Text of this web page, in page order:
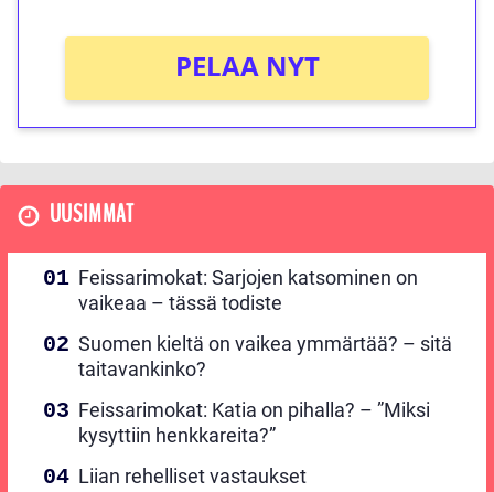
PELAA NYT
UUSIMMAT
Feissarimokat: Sarjojen katsominen on
vaikeaa – tässä todiste
Suomen kieltä on vaikea ymmärtää? – sitä
taitavankinko?
Feissarimokat: Katia on pihalla? – ”Miksi
kysyttiin henkkareita?”
Liian rehelliset vastaukset